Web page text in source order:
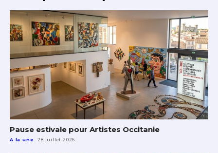
Pause estivale pour Artistes Occitanie
A la une 28 juillet 2026